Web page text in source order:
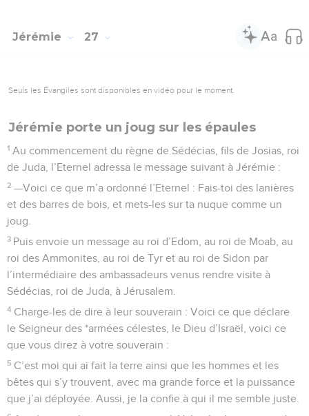
Jérémie 27
Seuls les Évangiles sont disponibles en vidéo pour le moment.
Jérémie porte un joug sur les épaules
1 Au commencement du règne de Sédécias, fils de Josias, roi
de Juda, l’Eternel adressa le message suivant à Jérémie :
2 —Voici ce que m’a ordonné l’Eternel : Fais-toi des lanières
et des barres de bois, et mets-les sur ta nuque comme un
joug.
3 Puis envoie un message au roi d’Edom, au roi de Moab, au
roi des Ammonites, au roi de Tyr et au roi de Sidon par
l’intermédiaire des ambassadeurs venus rendre visite à
Sédécias, roi de Juda, à Jérusalem.
4 Charge-les de dire à leur souverain : Voici ce que déclare
le Seigneur des *armées célestes, le Dieu d’Israël, voici ce
que vous direz à votre souverain :
5 C’est moi qui ai fait la terre ainsi que les hommes et les
bêtes qui s’y trouvent, avec ma grande force et la puissance
que j’ai déployée. Aussi, je la confie à qui il me semble juste.